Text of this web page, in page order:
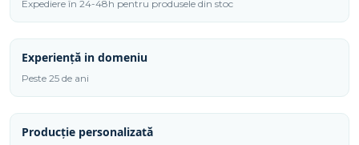
Expediere în 24-48h pentru produsele din stoc
Experiență in domeniu
Peste 25 de ani
Producție personalizată